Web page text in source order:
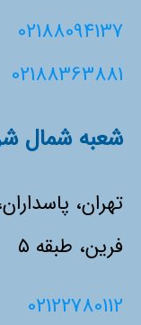
02188094137
02188363881
شعبه شمال
تهران،
فرین، طبقه ۵
02122780112